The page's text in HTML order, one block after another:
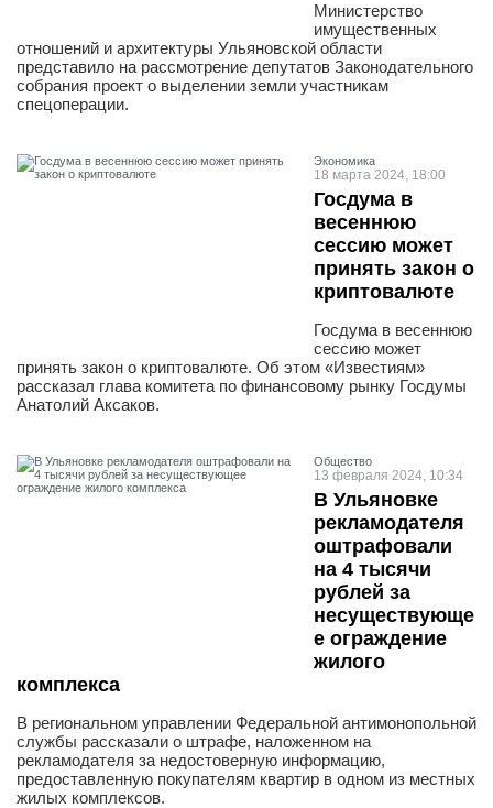
Министерство
имущественных
отношений и архитектуры Ульяновской области
представило на рассмотрение депутатов Законодательного
собрания проект о выделении земли участникам
спецоперации.
Экономика
18 марта 2024, 18:00
Госдума в
весеннюю
сессию может
принять закон о
криптовалюте
Госдума в весеннюю
сессию может
принять закон о криптовалюте. Об этом «Известиям»
рассказал глава комитета по финансовому рынку Госдумы
Анатолий Аксаков.
Общество
13 февраля 2024, 10:34
В Ульяновке
рекламодателя
оштрафовали
на 4 тысячи
рублей за
несуществующе
е ограждение
жилого
комплекса
В региональном управлении Федеральной антимонопольной
службы рассказали о штрафе, наложенном на
рекламодателя за недостоверную информацию,
предоставленную покупателям квартир в одном из местных
жилых комплексов.